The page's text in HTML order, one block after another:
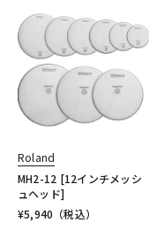
Roland
MH2-12 [12インチメッシ
ュヘッド]
¥5,940 （税込）